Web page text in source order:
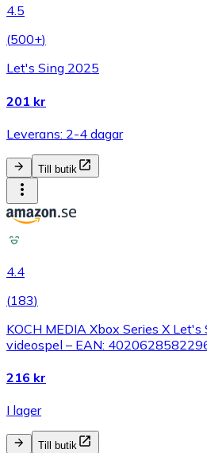
4.5
(500+)
Let's Sing 2025
201 kr
Leverans: 2-4 dagar
Till butik
4.4
(183)
KOCH MEDIA Xbox Series X Let's
videospel – EAN:
216 kr
I lager
Till butik